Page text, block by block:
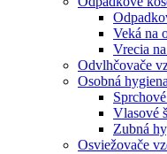
Veká na
Vrecia
Odvlhčovače
Osobná hygiena
Vlasové
Zubná
Osviežovače